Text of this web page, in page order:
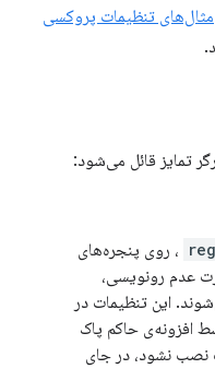
مثال‌های تنظیمات پروکسی
تمایز قائل می‌شود:
، روی پنجره‌های
عدم رونویسی،
این تنظیمات در
افزونه‌ی حاکم پاک
نصب نشود، در جای